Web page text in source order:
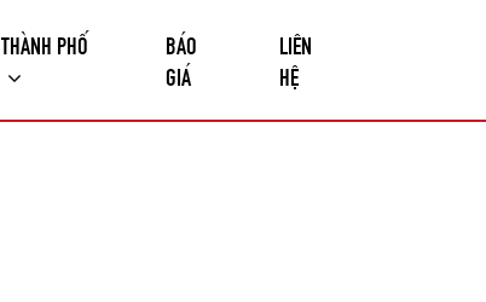
THÀNH PHỐ
BÁO
GIÁ
LIÊN
HỆ